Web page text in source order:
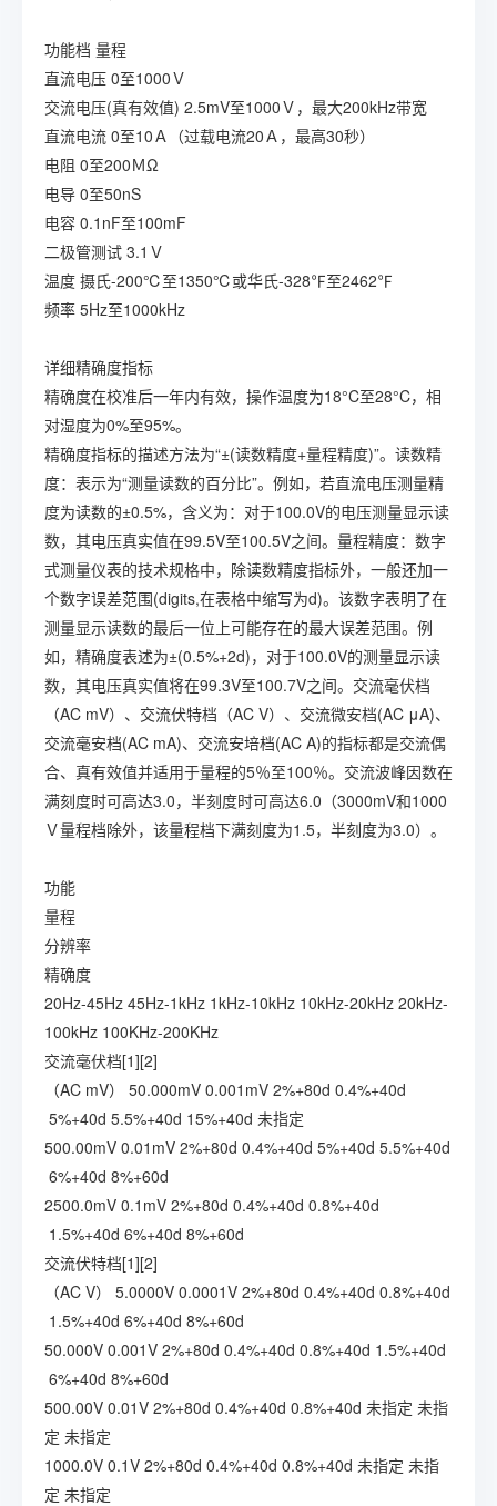
功能档 量程
直流电压 0至1000Ｖ
交流电压(真有效值) 2.5mV至1000Ｖ，最大200kHz带宽
直流电流 0至10Ａ（过载电流20Ａ，最高30秒）
电阻 0至200ＭΩ
电导 0至50nS
电容 0.1nF至100mF
二极管测试 3.1Ｖ
温度 摄氏-200℃至1350℃或华氏-328℉至2462℉
频率 5Hz至1000kHz
详细精确度指标
精确度在校准后一年内有效，操作温度为18°C至28°C，相
对湿度为0%至95%。
精确度指标的描述方法为“±(读数精度+量程精度)”。读数精
度：表示为“测量读数的百分比”。例如，若直流电压测量精
度为读数的±0.5%，含义为：对于100.0V的电压测量显示读
数，其电压真实值在99.5V至100.5V之间。量程精度：数字
式测量仪表的技术规格中，除读数精度指标外，一般还加一
个数字误差范围(digits,在表格中缩写为d)。该数字表明了在
测量显示读数的最后一位上可能存在的最大误差范围。例
如，精确度表述为±(0.5%+2d)，对于100.0V的测量显示读
数，其电压真实值将在99.3V至100.7V之间。交流毫伏档
（AC mV）、交流伏特档（AC V）、交流微安档(AC μA)、
交流毫安档(AC mA)、交流安培档(AC A)的指标都是交流偶
合、真有效值并适用于量程的5％至100％。交流波峰因数在
满刻度时可高达3.0，半刻度时可高达6.0（3000mV和1000
Ｖ量程档除外，该量程档下满刻度为1.5，半刻度为3.0）。
功能
量程
分辨率
精确度
20Hz-45Hz 45Hz-1kHz 1kHz-10kHz 10kHz-20kHz 20kHz-
100kHz 100KHz-200KHz
交流毫伏档[1][2]
（AC mV）
50.000mV 0.001mV 2%+80d 0.4%+40d
5%+40d 5.5%+40d 15%+40d 未指定
500.00mV 0.01mV 2%+80d 0.4%+40d 5%+40d 5.5%+40d
6%+40d 8%+60d
2500.0mV 0.1mV 2%+80d 0.4%+40d 0.8%+40d
1.5%+40d 6%+40d 8%+60d
交流伏特档[1][2]
（AC V）
5.0000V 0.0001V 2%+80d 0.4%+40d 0.8%+40d
1.5%+40d 6%+40d 8%+60d
50.000V 0.001V 2%+80d 0.4%+40d 0.8%+40d 1.5%+40d
6%+40d 8%+60d
500.00V 0.01V 2%+80d 0.4%+40d 0.8%+40d 未指定 未指
定 未指定
1000.0V 0.1V 2%+80d 0.4%+40d 0.8%+40d 未指定 未指
定 未指定